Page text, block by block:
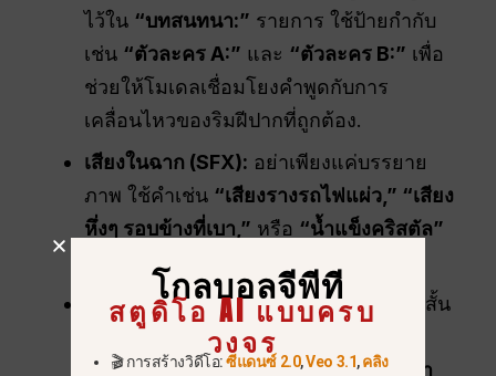
ไว้ใน “บทสนทนา:” รายการ ใช้ป้ายกำกับ
เช่น “ตัวละคร A:” และ “ตัวละคร B:” เพื่อ
ช่วยให้โมเดลเชื่อมโยงคำพูดกับการ
เคลื่อนไหวของริมฝีปากที่ถูกต้อง.
เสียงในฉาก (SFX): อย่าเพียงแค่บรรยาย
ภาพ ใช้คำเช่น “เสียงรางรถไฟแผ่ว,” “เสียง
หึ่งๆ รอบข้างที่เบา,” หรือ “น้ำแข็งคริสตัล”
เพื่อแจ้งให้ระบบเสียงทราบ.
จังหวะที่ช่วยกำหนดจังหวะใช้คำกริยาที่สั้น
และกระชับเพื่อสร้างเสียง.
กรอบแกรบ”หรือ“เสียงรถราที่ดังแว่วมา
โกลบอลจีพีที
สตูดิโอ AI แบบครบ
วงจร
🎬 การสร้างวิดีโอ:ซีแดนซ์ 2.0,Veo 3.1,คลิง